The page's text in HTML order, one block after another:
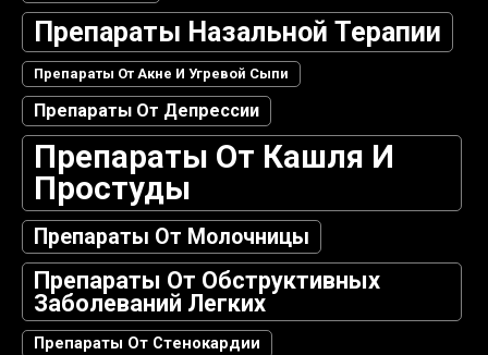
Препараты Назальной Терапии
Препараты От Акне И Угревой Сыпи
Препараты От Депрессии
Препараты От Кашля И
Простуды
Препараты От Молочницы
Препараты От Обструктивных
Заболеваний Легких
Препараты От Стенокардии